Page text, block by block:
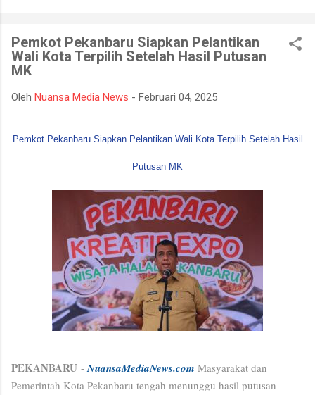
mempertahankan integritasnya karena tidak tahan terhadap
ujian kehidupan. Ketika berhadapan dengan godaan bertekuk
lutut merelakan integritasnya hancur. Padahal telah
dipertahankan sekian lama, dan banyak orang menilainya
Orang beriman selalu bisa menghadapi semua keadaan, ketika
Pemkot Pekanbaru Siapkan Pelantikan
Wali Kota Terpilih Setelah Hasil Putusan
MK
Oleh Nuansa Media News - Februari 04, 2025
Pemkot Pekanbaru Siapkan Pelantikan Wali Kota Terpilih Setelah Hasil
Putusan MK
PEKANBARU -NuansaMediaNews.com Masyarakat dan
Pemerintah Kota Pekanbaru tengah menunggu hasil putusan